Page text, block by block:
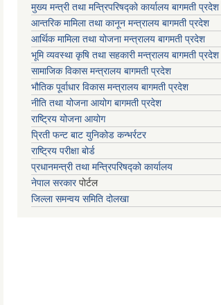
मुख्य मन्त्री तथा मन्त्रिपरिषद्को कार्यालय बागमती प्रदेश
आन्तरिक मामिला तथा कानून मन्त्रालय बागमती प्रदेश
आर्थिक मामिला तथा योजना मन्त्रालय बागमती प्रदेश
भूमि व्यवस्था कृषि तथा सहकारी मन्त्रालय बागमती प्रदेश
सामाजिक विकास मन्त्रालय बागमती प्रदेश
भौतिक पूर्वाधार विकास मन्त्रालय बागमती प्रदेश
नीति तथा योजना आयोग बागमती प्रदेश
राष्ट्रिय योजना आयोग
प्रिती फन्ट बाट युनिकोड कन्भर्रटर
राष्ट्रिय परीक्षा बोर्ड
प्रधानमन्त्री तथा मन्त्रिपरिषद्को कार्यालय
नेपाल सरकारपोर्टल
जिल्ला समन्वय समिति दोलखा